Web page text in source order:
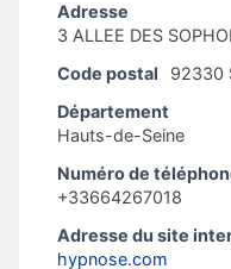
Adresse
3 ALLEE DES
Code postal
92330
Département
Hauts-de-Seine
Numéro de
+33664267018
Adresse du site
hypnose.com